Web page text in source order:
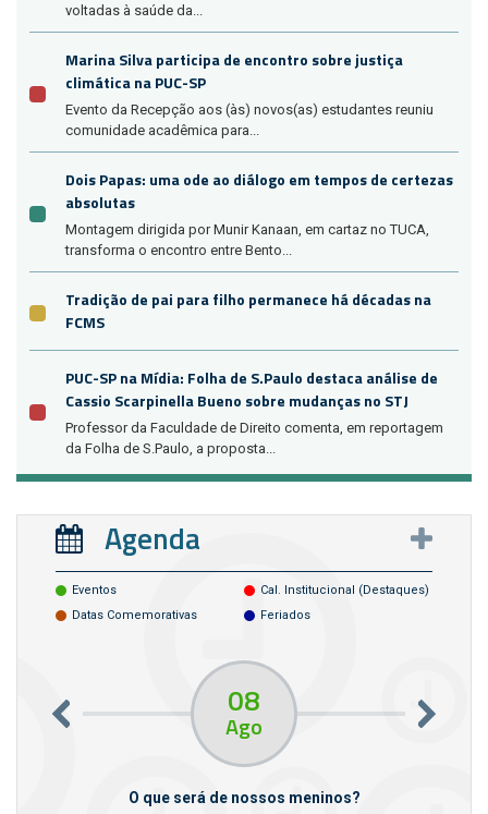
voltadas à saúde da...
Marina Silva participa de encontro sobre justiça
climática na PUC-SP
Evento da Recepção aos (às) novos(as) estudantes reuniu
comunidade acadêmica para...
Dois Papas: uma ode ao diálogo em tempos de certezas
absolutas
Montagem dirigida por Munir Kanaan, em cartaz no TUCA,
transforma o encontro entre Bento...
Tradição de pai para filho permanece há décadas na
FCMS
PUC-SP na Mídia: Folha de S.Paulo destaca análise de
Cassio Scarpinella Bueno sobre mudanças no STJ
Professor da Faculdade de Direito comenta, em reportagem
da Folha de S.Paulo, a proposta...
Agenda
Eventos
Cal. Institucional (destaques)
Datas Comemorativas
Feriados
08
Ago
O que será de nossos meninos?